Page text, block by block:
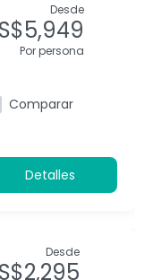
Desde
Por persona
Comparar
Detalles
Desde